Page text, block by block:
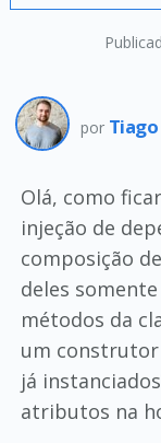
por
Olá, como
injeção de
composição
deles
métodos da
um
já
atributos na